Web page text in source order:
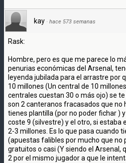
kay · hace 573 semanas
Rask:
Hombre, pero es que me parece lo
penurias económicas del Arsenal,
leyenda jubilada para el arrastre por
10 millones (Un central de 10
centrales cuestan 30 o más ojo) se
son 2 canteranos fracasados que no
tienes plantilla (por no poder fichar )
coste 9 (silvestre) y el otro, si estaba
2-3 millones. Es lo que pasa cuando
(apuestas falibles por mucho que no
gratuitos o casi (Y siendo el Arsenal,
2 por el mismo jugador a que le